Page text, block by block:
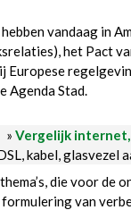
vandaag in
het Pact
Europese
Agenda Stad.
» Vergelijk
kabel, glasvezel
die voor de
formulering van